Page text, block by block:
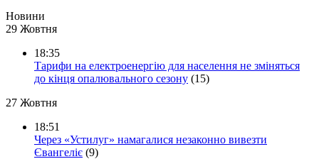
Новини
29 Жовтня
18:35
Тарифи на електроенергію для населення не зміняться
до кінця опалювального сезону (15)
27 Жовтня
18:51
Через «Устилуг» намагалися незаконно вивезти
Євангеліє (9)